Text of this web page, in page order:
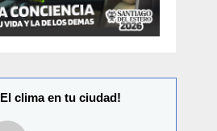
El clima en tu ciudad!